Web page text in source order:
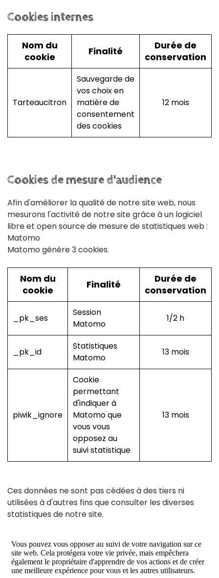
Cookies internes
Nom du
cookie
Finalité
Durée de
conservation
Tarteaucitron
Sauvegarde de
vos choix en
matière de
consentement
des cookies
12 mois
Cookies demesure d'audience
Afin d'améliorer la qualité de notre site web, nous
mesurons l'activité de notre site grâce à un logiciel
libre et open source de mesure de statistiques web :
Matomo
Matomo génère 3 cookies.
Nom du
cookie
Finalité
Durée de
conservation
_pk_ses
Session
Matomo
1/2 h
_pk_id
Statistiques
Matomo
13 mois
piwik_ignore
Cookie
permettant
d'indiquer à
Matomo que
vous vous
opposez au
suivi statistique
13 mois
Ces données ne sont pas cédées à des tiers ni
utilisées à d'autres fins que consulter les diverses
statistiques de notre site.